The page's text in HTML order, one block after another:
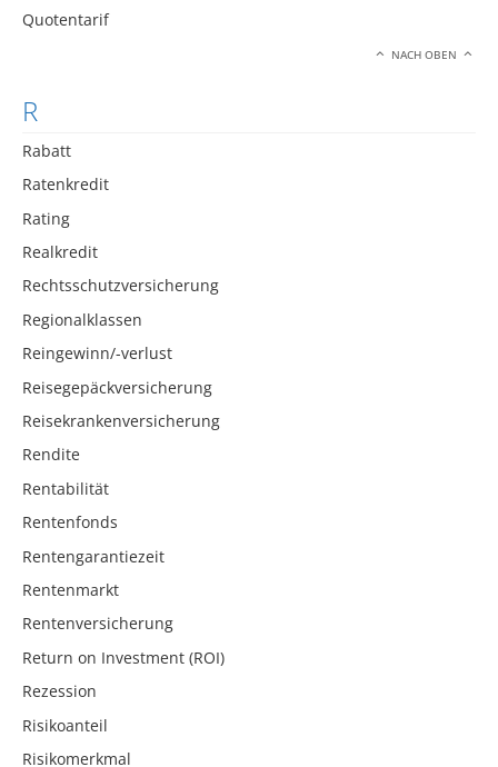
Quotentarif
NACH OBEN
R
Rabatt
Ratenkredit
Rating
Realkredit
Rechtsschutzversicherung
Regionalklassen
Reingewinn/-verlust
Reisegepäckversicherung
Reisekrankenversicherung
Rendite
Rentabilität
Rentenfonds
Rentengarantiezeit
Rentenmarkt
Rentenversicherung
Return on Investment (ROI)
Rezession
Risikoanteil
Risikomerkmal